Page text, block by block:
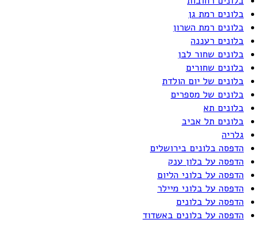
בלונים רמת גן
בלונים רמת השרון
בלונים רעננה
בלונים שחור לבן
בלונים שחורים
בלונים של יום הולדת
בלונים של מספרים
בלונים תא
בלונים תל אביב
גלריה
הדפסה בלונים בירושלים
הדפסה על בלון ענק
הדפסה על בלוני הליום
הדפסה על בלוני מיילר
הדפסה על בלונים
הדפסה על בלונים באשדוד